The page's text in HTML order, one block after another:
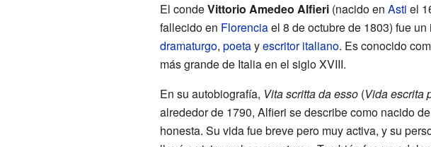
El condeVittorio Amedeo Alfieri(nacido en Asti el
fallecido en Florenciael 8 de octubre de 1803) fue un
dramaturgo, poetayescritor italiano. Es conocido
más grande de Italia en el siglo XVIII.
En su autobiografía, Vita scritta da esso(Vida escrita
alrededor de 1790, Alfieri se describe como nacido
honesta. Su vida fue breve pero muy activa, y su